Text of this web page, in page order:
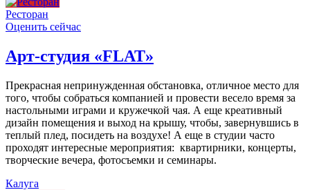
Ресторан
Оценить сейчас
Арт-студия «FLAT»
Прекрасная непринужденная обстановка, отличное место для
того, чтобы собраться компанией и провести весело время за
настольными играми и кружечкой чая. А еще креативный
дизайн помещения и выход на крышу, чтобы, завернувшись в
теплый плед, посидеть на воздухе! А еще в студии часто
проходят интересные мероприятия: квартирники, концерты,
творческие вечера, фотосъемки и семинары.
Калуга